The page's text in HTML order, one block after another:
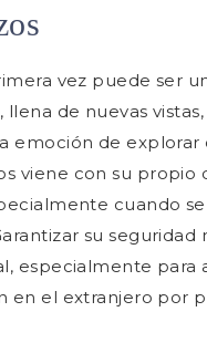
vez puede ser
de nuevas vistas,
emoción de explorar
viene con su propio
cuando
su seguridad
especialmente para
en el extranjero por